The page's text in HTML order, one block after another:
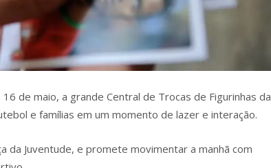
de maio, a grande Central de Trocas de Figurinhas da
e famílias em um momento de lazer e interação.
da Juventude, e promete movimentar a manhã com